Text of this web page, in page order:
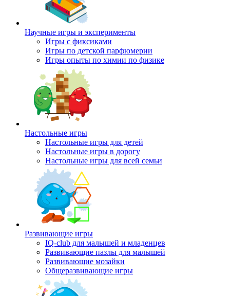
Научные игры и эксперименты
Игры с фиксиками
Игры по детской парфюмерии
Игры опыты по химии по физике
Настольные игры
Настольные игры для детей
Настольные игры в дорогу
Настольные игры для всей семьи
Развивающие игры
IQ-club для малышей и младенцев
Развивающие пазлы для малышей
Развивающие мозайки
Общеразвивающие игры